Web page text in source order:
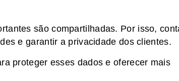
são compartilhadas. Por isso,
e garantir a privacidade dos clientes.
proteger esses dados e oferecer mais